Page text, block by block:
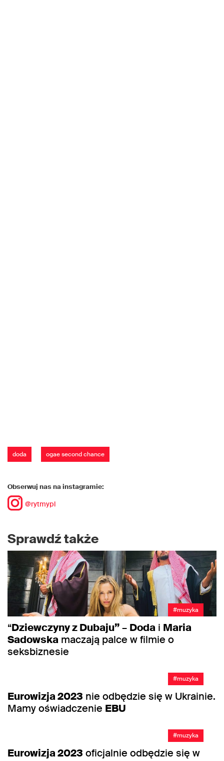
doda ogae second chance
Obserwuj nas na instagramie:
@rytmypl
Sprawdź także
#muzyka
“Dziewczyny z Dubaju”– Doda i Maria
Sadowska maczają palce w filmie o
seksbiznesie
#muzyka
Eurowizja 2023 nie odbędzie się w Ukrainie.
Mamy oświadczenie EBU
#muzyka
Eurowizja 2023 oficjalnie odbędzie się w